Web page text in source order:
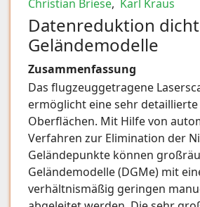
Christian Briese, Karl Kraus
Datenreduktion
Geländemodelle
Zusammenfassung
Das flugzeuggetragene
ermöglicht eine sehr
Oberflächen. Mit Hilfe von
Verfahren zur Elimination der
Geländepunkte können
Geländemodelle (DGMe) mit
verhältnismäßig geringen